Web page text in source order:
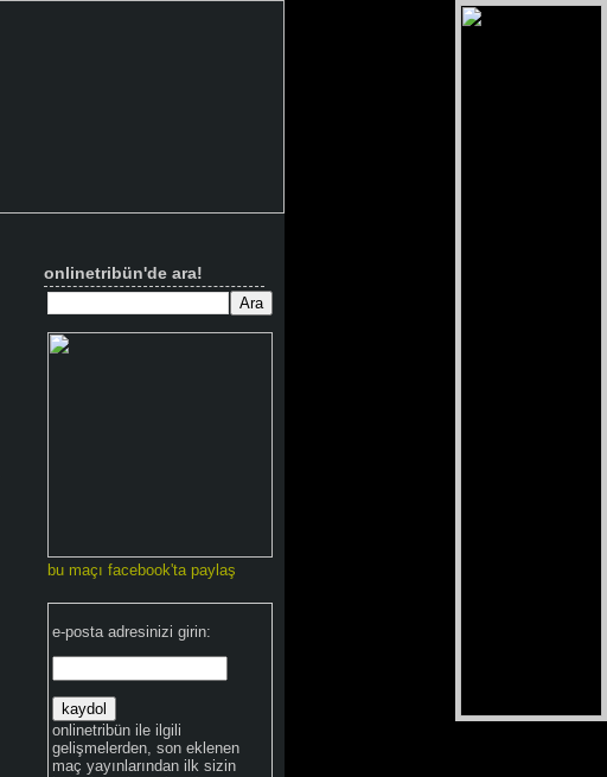
onlinetribün'de ara!
bu maçı facebook'ta paylaş
e-posta adresinizi girin:
onlinetribün ile ilgili
gelişmelerden, son eklenen
maç yayınlarından ilk sizin